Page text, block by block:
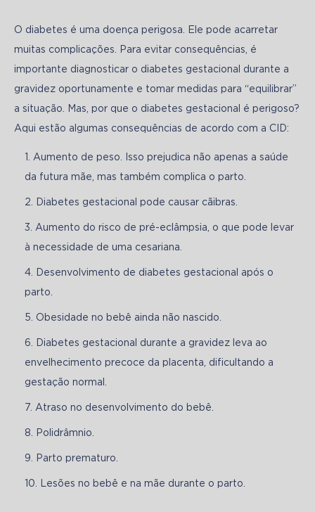
O diabetes é uma doença perigosa. Ele pode acarretar
muitas complicações. Para evitar consequências, é
importante diagnosticar o diabetes gestacional durante a
gravidez oportunamente e tomar medidas para “equilibrar”
a situação. Mas, por que o diabetes gestacional é perigoso?
Aqui estão algumas consequências de acordo com a CID:
Aumento de peso. Isso prejudica não apenas a saúde
da futura mãe, mas também complica o parto.
Diabetes gestacional pode causar cãibras.
Aumento do risco de pré-eclâmpsia, o que pode levar
à necessidade de uma cesariana.
Desenvolvimento de diabetes gestacional após o
parto.
Obesidade no bebê ainda não nascido.
Diabetes gestacional durante a gravidez leva ao
envelhecimento precoce da placenta, dificultando a
gestação normal.
Atraso no desenvolvimento do bebê.
Polidrâmnio.
Parto prematuro.
Lesões no bebê e na mãe durante o parto.